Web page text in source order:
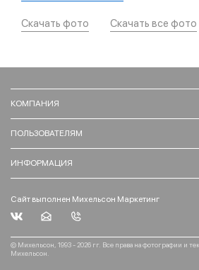
Скачать фото Скачать все фото
КОМПАНИЯ
ПОЛЬЗОВАТЕЛЯМ
ИНФОРМАЦИЯ
Сайт выполнен Михельсон Маркетинг
© Михельсон, 1993 - 2026 гг. Все права на фотографии и
Михельсон.